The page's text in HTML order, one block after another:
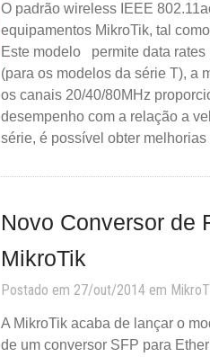
O padrão wireless IEEE
equipamentos MikroTik, tal
Este modelo permite data rates
(para os modelos da série T), a
os canais 20/40/80MHz
desempenho com a relação a
série, é possível obter
Novo Conversor de
MikroTik
Postado em 27/out/2014 em
A MikroTik acaba de lançar o
de um conversor SFP para